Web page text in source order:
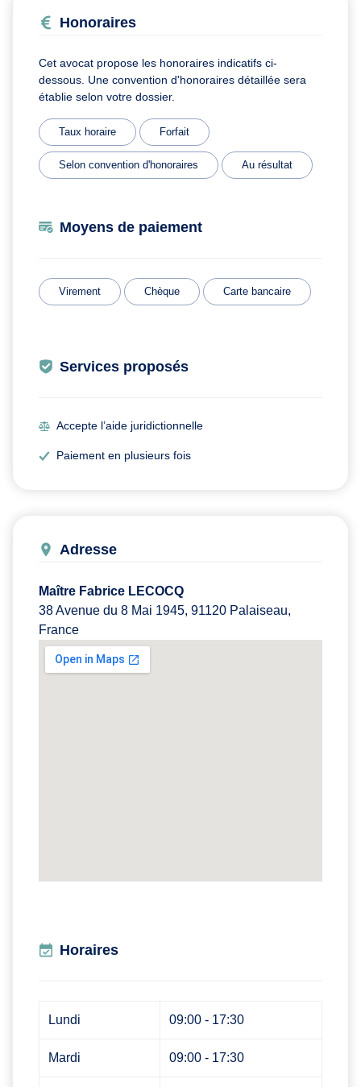
Honoraires
Cet avocat propose les honoraires indicatifs ci-
dessous. Une convention d'honoraires détaillée sera
établie selon votre dossier.
Taux horaire Forfait
Selon convention d'honoraires Au résultat
Moyens de paiement
Virement Chèque Carte bancaire
Services proposés
Accepte l’aide juridictionnelle
Paiement en plusieurs fois
Adresse
Maître Fabrice LECOCQ
38 Avenue du 8 Mai 1945, 91120 Palaiseau,
France
Horaires
Lundi 09:00 - 17:30
Mardi 09:00 - 17:30